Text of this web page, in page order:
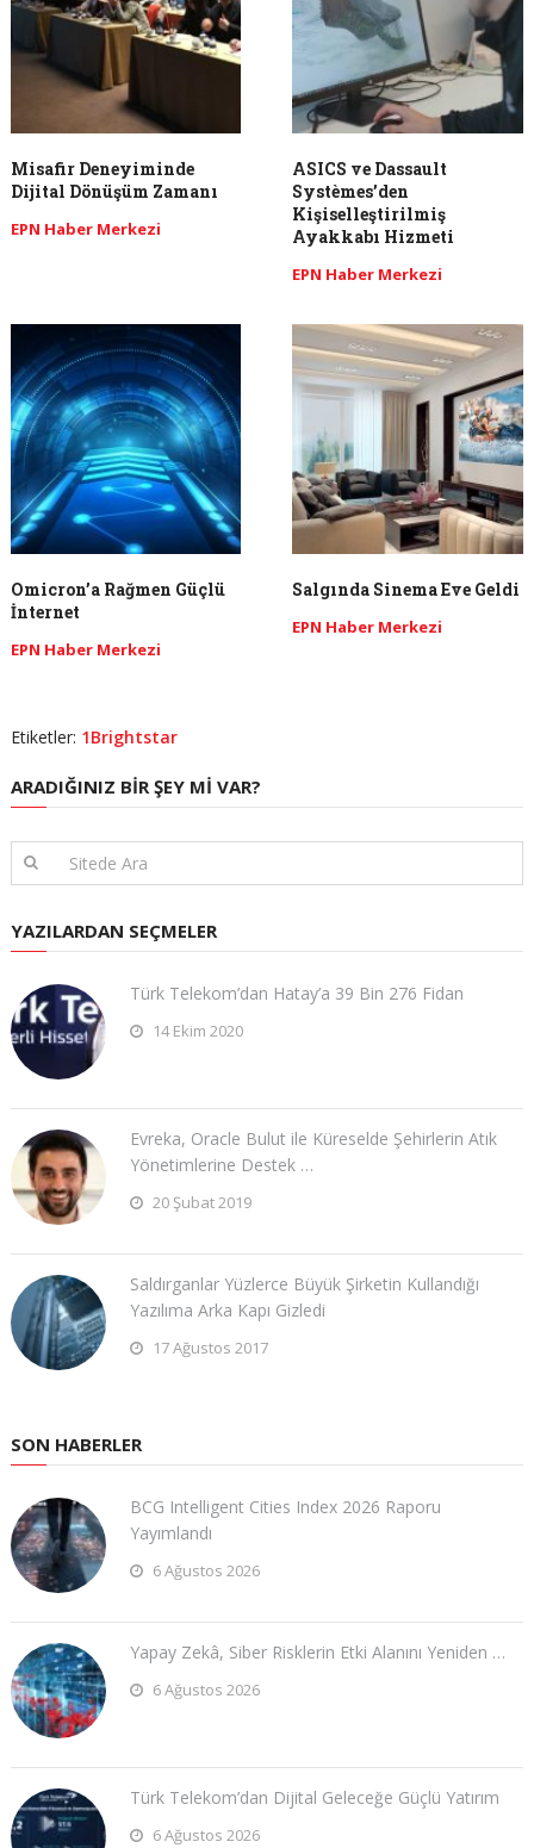
Misafir Deneyiminde
Dijital Dönüşüm Zamanı
EPN Haber Merkezi
ASICS ve Dassault
Systèmes’den
Kişiselleştirilmiş
Ayakkabı Hizmeti
EPN Haber Merkezi
Omicron’a Rağmen Güçlü
İnternet
EPN Haber Merkezi
Salgında Sinema Eve Geldi
EPN Haber Merkezi
Etiketler: 1Brightstar
ARADIĞINIZ BIR ŞEY MI VAR?
YAZILARDAN SEÇMELER
Türk Telekom’dan Hatay’a 39 Bin 276 Fidan
14 Ekim 2020
Evreka, Oracle Bulut ile Küreselde Şehirlerin Atık
Yönetimlerine Destek …
20 Şubat 2019
Saldırganlar Yüzlerce Büyük Şirketin Kullandığı
Yazılıma Arka Kapı Gizledi
17 Ağustos 2017
SON HABERLER
BCG Intelligent Cities Index 2026 Raporu
Yayımlandı
6 Ağustos 2026
Yapay Zekâ, Siber Risklerin Etki Alanını Yeniden …
6 Ağustos 2026
Türk Telekom’dan Dijital Geleceğe Güçlü Yatırım
6 Ağustos 2026